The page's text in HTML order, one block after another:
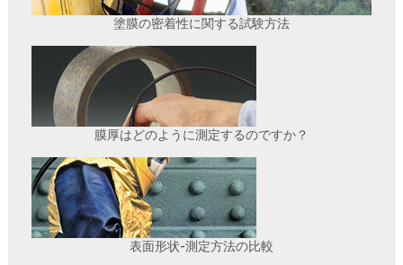
塗膜の密着性に関する試験方法
膜厚はどのように測定するのですか？
表面形状-測定方法の比較